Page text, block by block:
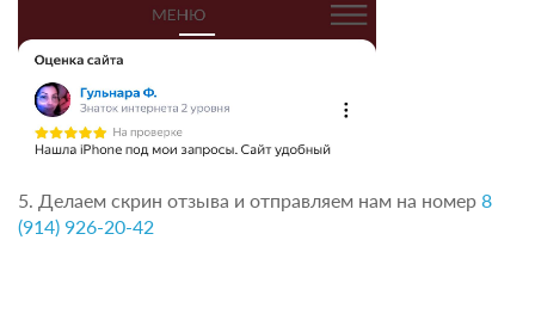
5. Делаем скрин отзыва и отправляем нам на номер 8
(914) 926-20-42